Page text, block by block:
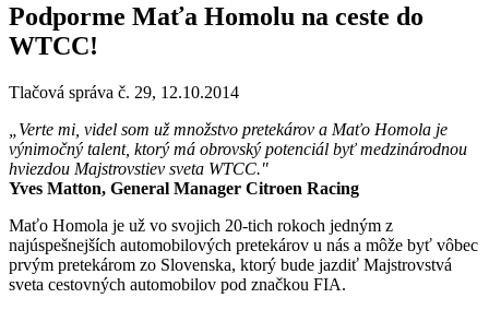
Podporme Maťa Homolu na ceste do
WTCC!
Tlačová správa č. 29, 12.10.2014
„Verte mi, videl som už množstvo pretekárov a Maťo Homola je
výnimočný talent, ktorý má obrovský potenciál byť medzinárodnou
hviezdou Majstrovstiev sveta WTCC."
Yves Matton, General Manager Citroen Racing
Maťo Homola je už vo svojich 20-tich rokoch jedným z
najúspešnejších automobilových pretekárov u nás a môže byť vôbec
prvým pretekárom zo Slovenska, ktorý bude jazdiť Majstrovstvá
sveta cestovných automobilov pod značkou FIA.